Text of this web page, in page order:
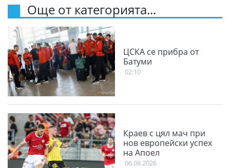
Още от категорията...
ЦСКА се прибра от
Батуми
02:10
Краев с цял мач при
нов европейски успех
на Апоел
06.08.2026